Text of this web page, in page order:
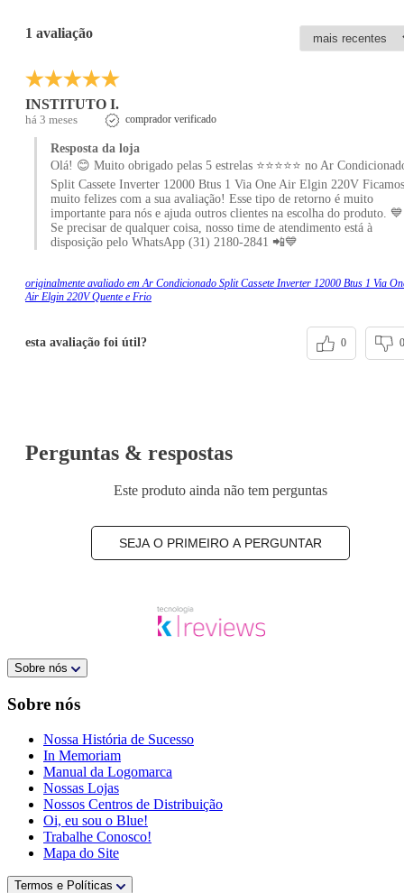
1 avaliação
INSTITUTO I.
há 3 meses comprador verificado
Resposta da loja
Olá! 😊 Muito obrigado pelas 5 estrelas ⭐⭐⭐⭐⭐ no Ar
Split Cassete Inverter 12000 Btus 1 Via One Air Elgin 220V Ficamos
muito felizes com a sua avaliação! Esse tipo de retorno é muito
importante para nós e ajuda outros clientes na escolha do produto. 💙
Se precisar de qualquer coisa, nosso time de atendimento está à
disposição pelo WhatsApp (31) 2180-2841 📲💙
originalmente avaliado em Ar Condicionado Split Cassete Inverter 12000 Btus 1 Via
Air Elgin 220V Quente e Frio
esta avaliação foi útil? 0 0
Perguntas & respostas
Este produto ainda não tem perguntas
SEJA O PRIMEIRO A PERGUNTAR
Sobre nós
Sobre nós
Nossa História de Sucesso
In Memoriam
Manual da Logomarca
Nossas Lojas
Nossos Centros de Distribuição
Oi, eu sou o Blue!
Trabalhe Conosco!
Mapa do Site
Termos e Políticas